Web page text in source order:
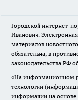
Городской интернет-
Иванович.
материалов
обязательна, в
законодательства РФ
«На информационном
технологии
информации на основе